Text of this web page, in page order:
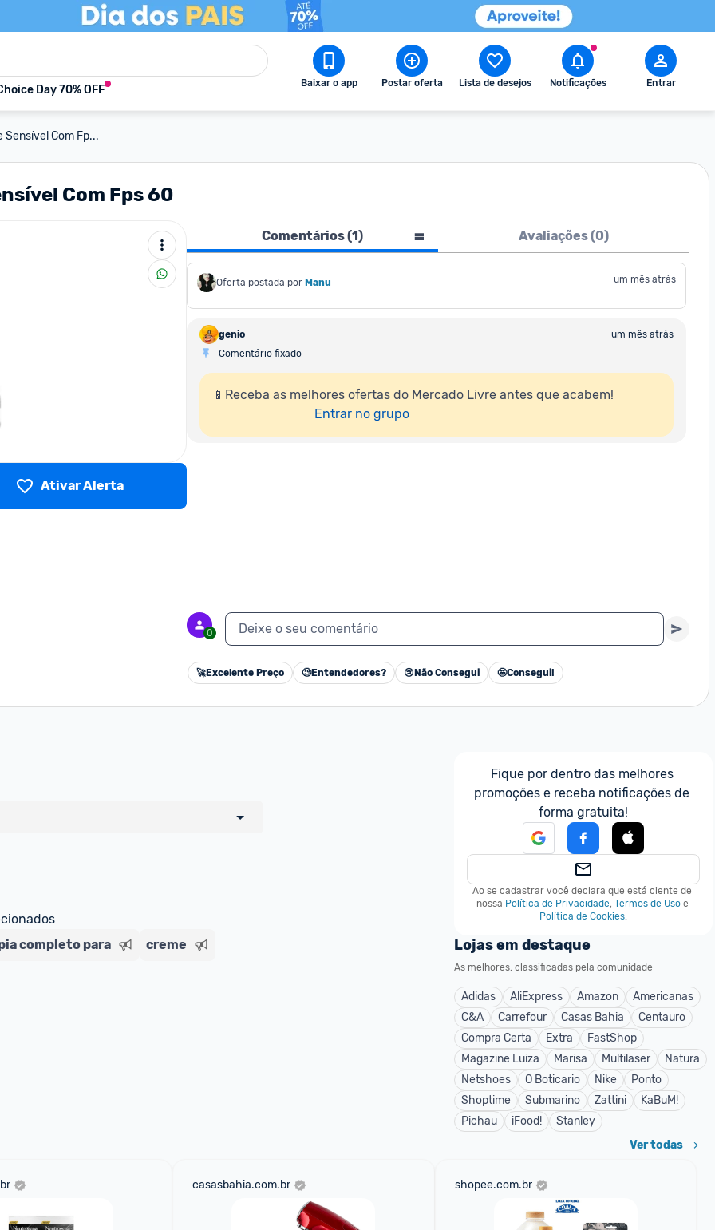
Day 70% OFF Baixar o app Postar oferta Lista de desejos Notificações Entrar
Sensível Com Fp...
Com Fps 60
Ativar Alerta
Comentários (1) Avaliações (0)
Oferta postada por Manu um mês atrás
genio
um mês atrás
Comentário fixado
📱Receba as melhores ofertas do Mercado Livre antes que acabem!
Entrar no grupo
0 Deixe o seu comentário
🚀Excelente Preço 🧐Entendedores? 😢 Não Consegui 🤩Consegui!
um marketplace, nós indicamos no
sinalizamos através da tag
completo para creme
Fique por dentro das melhores
promoções e receba notificações de
forma gratuita!
Ao se cadastrar você declara que está ciente de
nossa Política de Privacidade, Termos de Uso e
Política de Cookies.
Lojas em destaque
As melhores, classificadas pela comunidade
Adidas AliExpress Amazon
Americanas
C&A
Carrefour Casas Bahia
Centauro
Compra Certa
Extra
FastShop
Magazine Luiza
Marisa Multilaser
Natura
Netshoes
O Boticario Nike
Ponto
Shoptime
Submarino Zattini
KaBuM!
Pichau
iFood! Stanley
Ver todas
casasbahia.com.br shopee.com.br